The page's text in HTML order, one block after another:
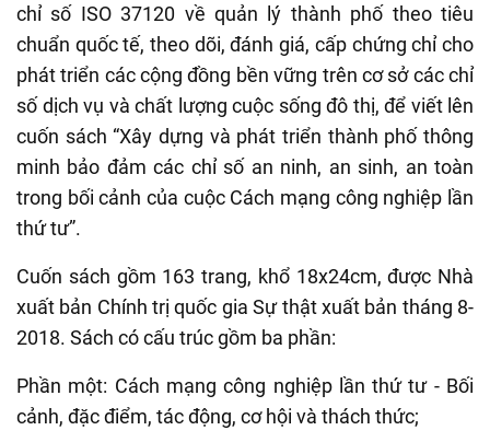
chỉ số ISO 37120 về quản lý thành phố theo tiêu
chuẩn quốc tế, theo dõi, đánh giá, cấp chứng chỉ cho
phát triển các cộng đồng bền vững trên cơ sở các chỉ
số dịch vụ và chất lượng cuộc sống đô thị, để viết lên
cuốn sách “Xây dựng và phát triển thành phố thông
minh bảo đảm các chỉ số an ninh, an sinh, an toàn
trong bối cảnh của cuộc Cách mạng công nghiệp lần
thứ tư”.
Cuốn sách gồm 163 trang, khổ 18x24cm, được Nhà
xuất bản Chính trị quốc gia Sự thật xuất bản tháng 8-
2018. Sách có cấu trúc gồm ba phần:
Phần một: Cách mạng công nghiệp lần thứ tư - Bối
cảnh, đặc điểm, tác động, cơ hội và thách thức;